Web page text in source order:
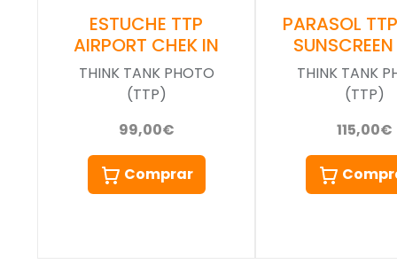
ESTUCHE TTP
AIRPORT CHEK IN
THINK TANK PHOTO
(TTP)
99,00€
Comprar
PARASOL
THINK TANK
(TTP)
115,00€